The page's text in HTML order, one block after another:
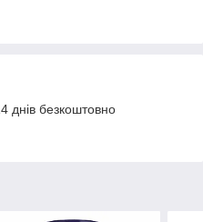
днів безкоштовно